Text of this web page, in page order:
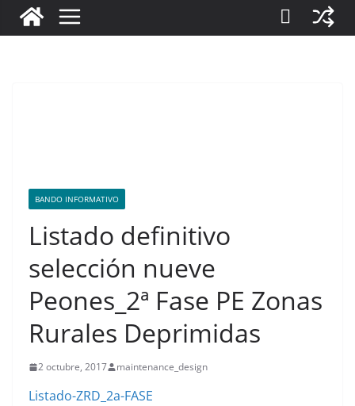
BANDO INFORMATIVO
Listado definitivo
selección nueve
Peones_2ª Fase PE Zonas
Rurales Deprimidas
2 octubre, 2017 maintenance_design
Listado-ZRD_2a-FASE